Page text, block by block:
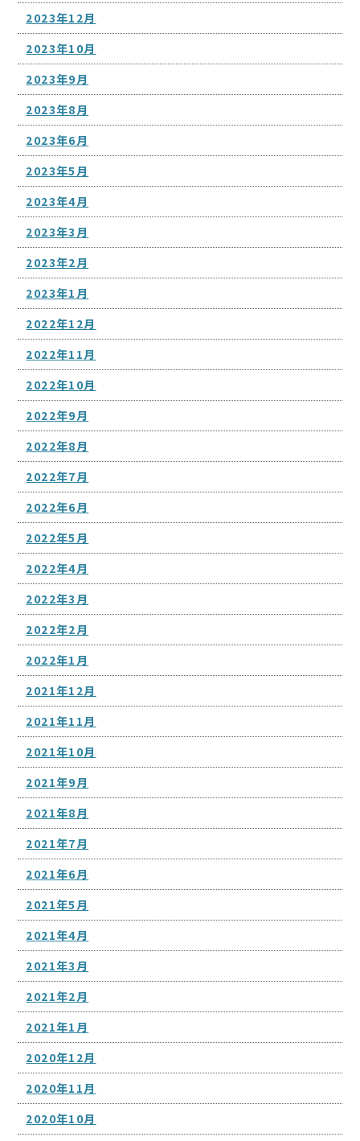
2023年12月
2023年10月
2023年9月
2023年8月
2023年6月
2023年5月
2023年4月
2023年3月
2023年2月
2023年1月
2022年12月
2022年11月
2022年10月
2022年9月
2022年8月
2022年7月
2022年6月
2022年5月
2022年4月
2022年3月
2022年2月
2022年1月
2021年12月
2021年11月
2021年10月
2021年9月
2021年8月
2021年7月
2021年6月
2021年5月
2021年4月
2021年3月
2021年2月
2021年1月
2020年12月
2020年11月
2020年10月